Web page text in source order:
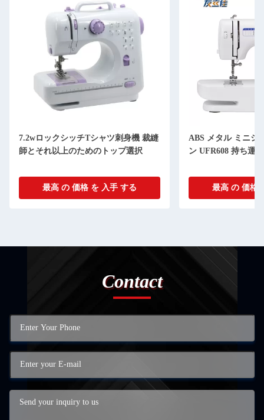
7.2wロックシッチTシャツ刺身機 裁縫
師とそれ以上のためのトップ選択
最高 の 価格 を 入手 する
ABS メタル ミニシ
ン UFR608 持ち運
最高 の 価格
Contact